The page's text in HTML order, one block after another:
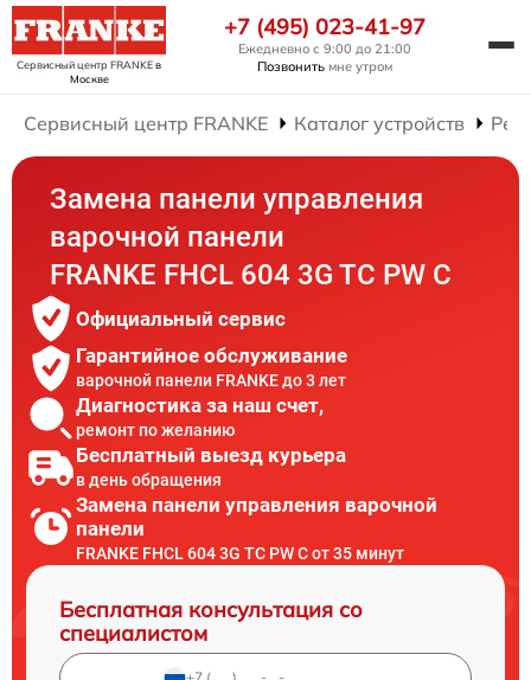
Сервисный центр FRANKEв
Москве
+7 (495) 023-41-97
Ежедневно с 9:00 до 21:00
Позвонить мне утром
Сервисный центр FRANKE Каталог устройств
Замена панели управления
варочной панели
FRANKE FHCL 604 3G TC PW C
Официальный сервис
Гарантийное обслуживание
варочной панели FRANKE до 3 лет
Диагностика за наш счет,
ремонт по желанию
Бесплатный выезд курьера
в день обращения
Замена панели управления варочной
панели
FRANKE FHCL 604 3G TC PW C от 35 минут
Бесплатная консультация со
специалистом